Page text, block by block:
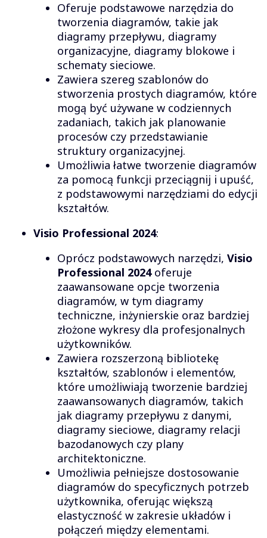
Oferuje podstawowe narzędzia do
tworzenia diagramów, takie jak
diagramy przepływu, diagramy
organizacyjne, diagramy blokowe i
schematy sieciowe.
Zawiera szereg szablonów do
stworzenia prostych diagramów, które
mogą być używane w codziennych
zadaniach, takich jak planowanie
procesów czy przedstawianie
struktury organizacyjnej.
Umożliwia łatwe tworzenie diagramów
za pomocą funkcji przeciągnij i upuść,
z podstawowymi narzędziami do edycji
kształtów.
Visio Professional 2024:
Oprócz podstawowych narzędzi, Visio
Professional 2024oferuje
zaawansowane opcje tworzenia
diagramów, w tym diagramy
techniczne, inżynierskie oraz bardziej
złożone wykresy dla profesjonalnych
użytkowników.
Zawiera rozszerzoną bibliotekę
kształtów, szablonów i elementów,
które umożliwiają tworzenie bardziej
zaawansowanych diagramów, takich
jak diagramy przepływu z danymi,
diagramy sieciowe, diagramy relacji
bazodanowych czy plany
architektoniczne.
Umożliwia pełniejsze dostosowanie
diagramów do specyficznych potrzeb
użytkownika, oferując większą
elastyczność w zakresie układów i
połączeń między elementami.